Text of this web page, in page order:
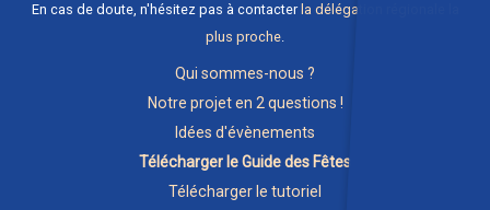
En cas de doute, n'hésitez pas à contacter la délégation régionale la
plus proche
Qui sommes-nous ?
Notre projet en 2 questions !
Idées d'évènements
Télécharger le Guide des Fêtes
Télécharger le tutoriel